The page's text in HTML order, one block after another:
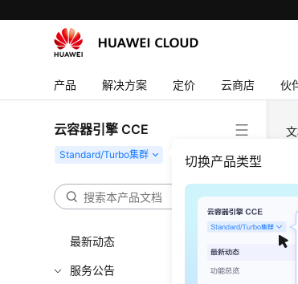
产品 解决方案 定价 云商店 伙
云容器引擎 CCE
切换产品类型
最新动态
服务公告